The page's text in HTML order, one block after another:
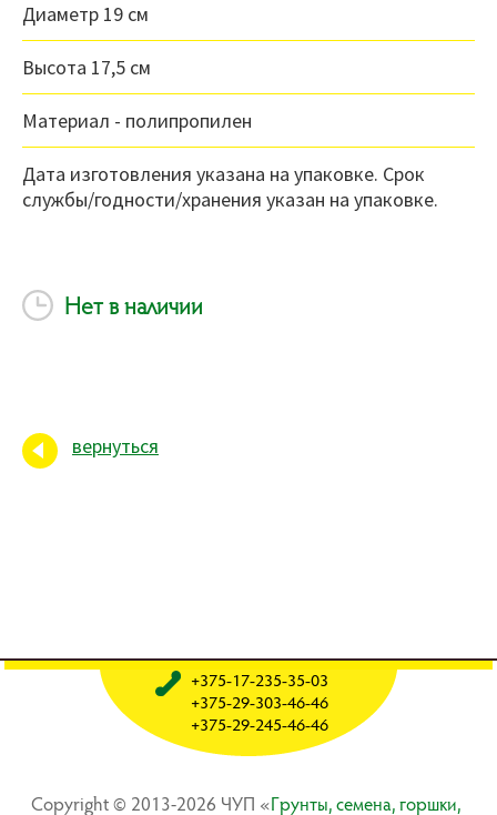
Диаметр 19 см
Высота 17,5 см
Материал - полипропилен
Дата изготовления указана на упаковке. Срок
службы/годности/хранения указан на упаковке.
Нет в наличии
вернуться
Copyright © 2013-2026 ЧУП «Гpyнты, ceмeнa, гopшки,
+375-17-235-35-03
+375-29-303-46-46
+375-29-245-46-46